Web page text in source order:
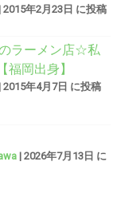
2015年2月23日 に投稿
ラーメン店☆私
岡出身】
2015年4月7日 に投稿
|2026年7月13日 に